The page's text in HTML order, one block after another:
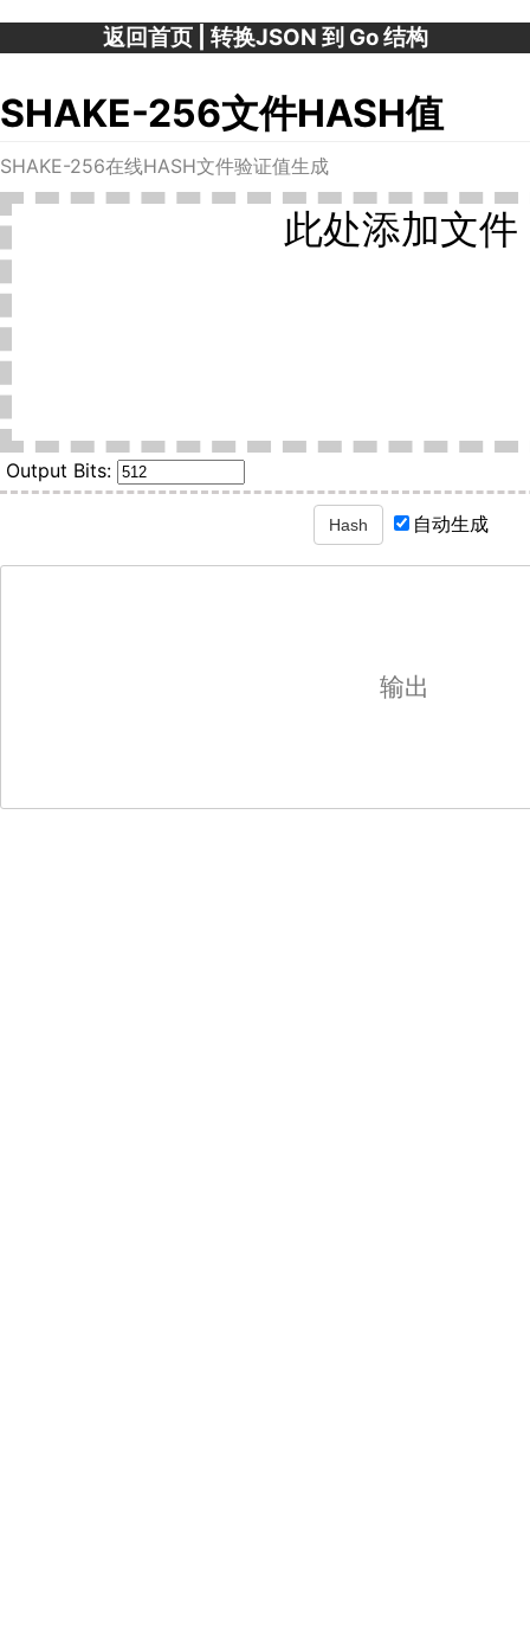
返回首页| 转换JSON 到 Go 结构
SHAKE-256文件HASH值
SHAKE-256在线HASH文件验证值生成
此处添加文件
Output Bits:
自动生成